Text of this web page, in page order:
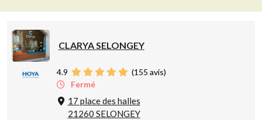
CLARYA SELONGEY
4.9 (155 avis)
Fermé
17 place des halles
21260 SELONGEY